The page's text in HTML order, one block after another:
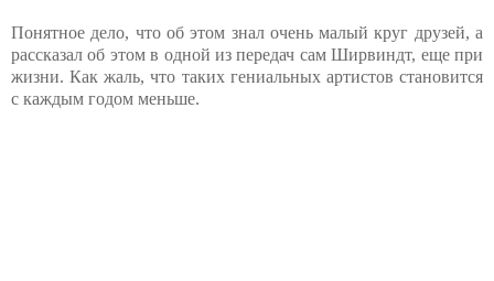
Понятное дело, что об этом знал очень малый круг друзей, а
рассказал об этом в одной из передач сам Ширвиндт, еще при
жизни. Как жаль, что таких гениальных артистов становится
с каждым годом меньше.